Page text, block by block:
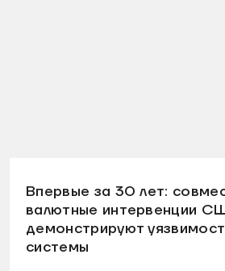
Впервые за 30 лет:
валютные интервенции
демонстрируют
системы